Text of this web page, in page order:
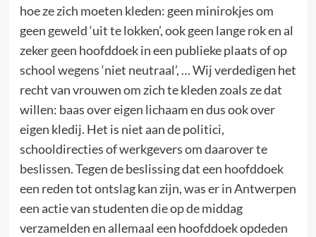
hoe ze zich moeten kleden: geen minirokjes om
geen geweld ‘uit te lokken’, ook geen lange rok en al
zeker geen hoofddoek in een publieke plaats of op
school wegens ‘niet neutraal’, … Wij verdedigen het
recht van vrouwen om zich te kleden zoals ze dat
willen: baas over eigen lichaam en dus ook over
eigen kledij. Het is niet aan de politici,
schooldirecties of werkgevers om daarover te
beslissen. Tegen de beslissing dat een hoofddoek
een reden tot ontslag kan zijn, was er in Antwerpen
een actie van studenten die op de middag
verzamelden en allemaal een hoofddoek opdeden